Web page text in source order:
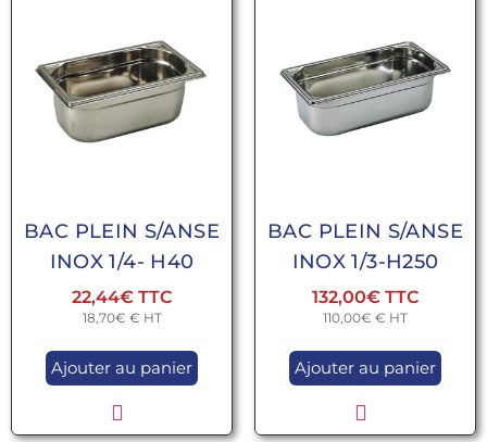
BAC PLEIN S/ANSE
INOX 1/4- H40
22,44€
18,70€ € HT
Ajouter au panier
BAC PLEIN S/ANSE
INOX 1/3-H250
132,00€
110,00€ € HT
Ajouter au panier